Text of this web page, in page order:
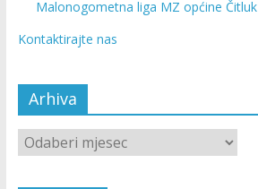
Malonogometna liga MZ općine Čitluk
Kontaktirajte nas
Arhiva